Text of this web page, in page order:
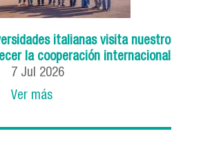
italianas visita nuestro
la cooperación internacional
7 Jul 2026
Ver más